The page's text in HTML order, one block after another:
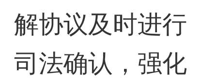
解协议及时进行
司法确认，强化